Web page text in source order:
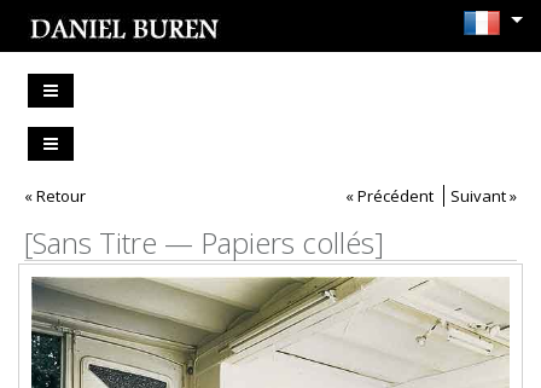
« Retour « Précédent Suivant »
[Sans Titre — Papiers collés]